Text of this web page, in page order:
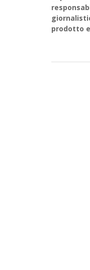
prodotto